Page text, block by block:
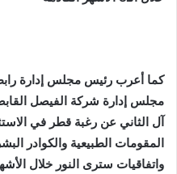
كما أعرب رئيس مجلس إدارة
مجلس إدارة شركة الفيصل
آل الثاني عن رغبة قطر في
المقومات الطبيعية والكوادر
واتفاقيات سترى النور خلال